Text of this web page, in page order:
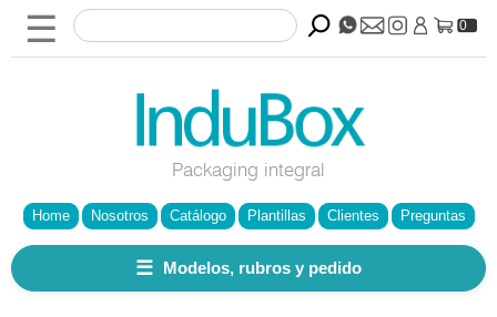
☰
Packaging integral
0
Home Nosotros Catálogo Plantillas Clientes Preguntas
☰ Modelos, rubros y pedido